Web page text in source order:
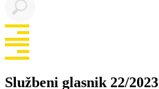
Službeni glasnik 22/2023